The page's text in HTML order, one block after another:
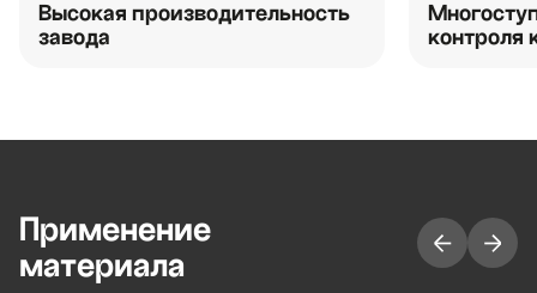
Высокая производительность
завода
контроля
Применение
материала